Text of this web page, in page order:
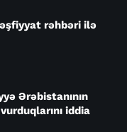
rəhbəri ilə
Ərəbistanının
iddia